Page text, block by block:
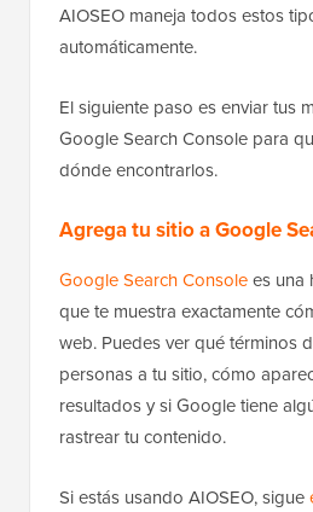
AIOSEO maneja todos estos
automáticamente.
El siguiente paso es enviar tus
Google Search Console para
dónde encontrarlos.
Agrega tu sitio a Google
Google Search Consolees una
que te muestra exactamente
web. Puedes ver qué términos
personas a tu sitio, cómo
resultados y si Google tiene
rastrear tu contenido.
Si estás usando AIOSEO, sigue